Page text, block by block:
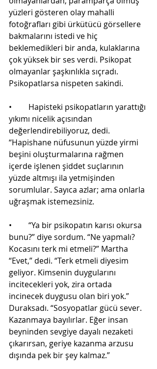
yüzleri gösteren olay mahalli
fotoğrafları gibi ürkütücü görsellere
bakmalarını istedi ve hiç
beklemedikleri bir anda, kulaklarına
çok yüksek bir ses verdi. Psikopat
olmayanlar şaşkınlıkla sıçradı.
Psikopatlarsa nispeten sakindi.
•	Hapisteki psikopatların yarattığı
yıkımı nicelik açısından
değerlendirebiliyoruz, dedi.
“Hapishane nüfusunun yüzde yirmi
beşini oluşturmalarına rağmen
içerde işlenen şiddet suçlarının
yüzde altmışı ila yetmişinden
sorumlular. Sayıca azlar; ama onlarla
uğraşmak istemezsiniz.
•	“Ya bir psikopatın karısı okursa
bunu?” diye sordum. “Ne yapmalı?
Kocasını terk mi etmeli?” Martha
“Evet,” dedi. “Terk etmeli diyesim
geliyor. Kimsenin duygularını
incitecekleri yok, zira ortada
incinecek duygusu olan biri yok.”
Duraksadı. “Sosyopatlar gücü sever.
Kazanmaya bayılırlar. Eğer insan
beyninden sevgiye dayalı nezaketi
çıkarırsan, geriye kazanma arzusu
dışında pek bir şey kalmaz.”